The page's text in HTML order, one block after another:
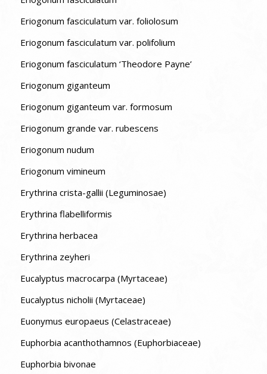
Eriogonum fasciculatum var. foliolosum
Eriogonum fasciculatum var. polifolium
Eriogonum fasciculatum ‘Theodore Payne’
Eriogonum giganteum
Eriogonum giganteum var. formosum
Eriogonum grande var. rubescens
Eriogonum nudum
Eriogonum vimineum
Erythrina crista-gallii (Leguminosae)
Erythrina flabelliformis
Erythrina herbacea
Erythrina zeyheri
Eucalyptus macrocarpa (Myrtaceae)
Eucalyptus nicholii (Myrtaceae)
Euonymus europaeus (Celastraceae)
Euphorbia acanthothamnos (Euphorbiaceae)
Euphorbia bivonae